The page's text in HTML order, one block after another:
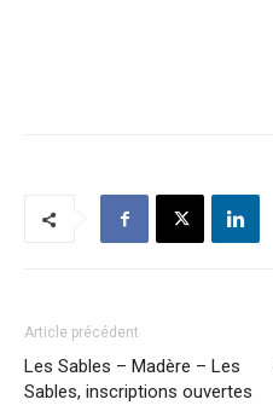
Article précédent
Les Sables – Madère – Les
Sables, inscriptions ouvertes